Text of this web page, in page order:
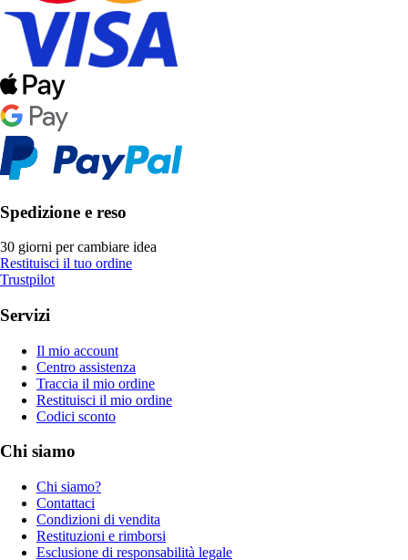
Spedizione e reso
30 giorni per cambiare idea
Restituisci il tuo ordine
Trustpilot
Servizi
Il mio account
Centro assistenza
Traccia il mio ordine
Restituisci il mio ordine
Codici sconto
Chi siamo
Chi siamo?
Contattaci
Condizioni di vendita
Restituzioni e rimborsi
Esclusione di responsabilità legale